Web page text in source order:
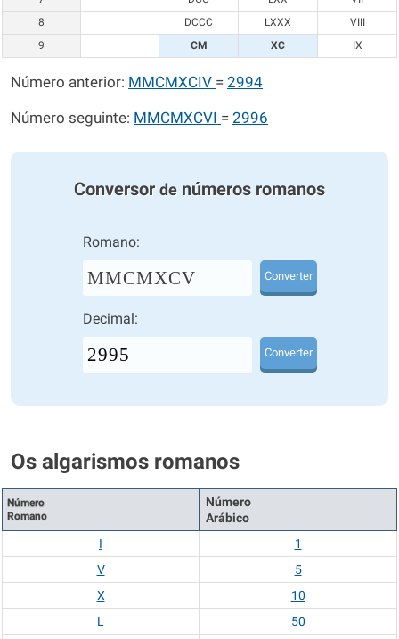
8
DCCC LXXX
VIII
9
CM XC IX
Número anterior: MMCMXCIV = 2994
Número seguinte: MMCMXCVI = 2996
Conversor de números romanos
Romano:
MMCMXCV Converter
Decimal:
Converter
Os algarismos romanos
Número
Romano
Número
Arábico
I
1
V
5
X
10
L
50